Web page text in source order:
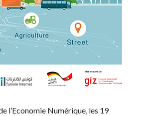
l’Economie Numérique, les 19